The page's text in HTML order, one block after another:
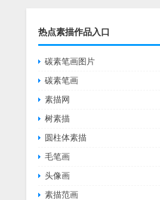
热点素描作品入口
碳素笔画图片
碳素笔画
素描网
树素描
圆柱体素描
毛笔画
头像画
素描范画